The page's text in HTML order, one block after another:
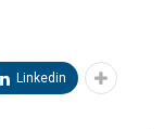
Linkedin